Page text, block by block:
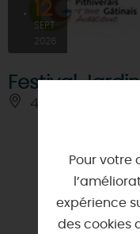
12
SEPT
2026
Festival
45340 - NIBELLE
Pour votre
expérience
des cookies